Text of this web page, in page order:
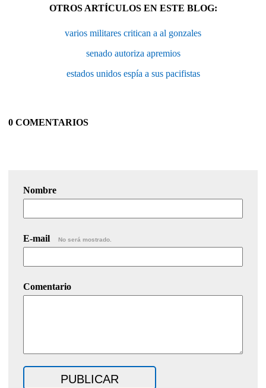
OTROS ARTÍCULOS EN ESTE BLOG:
varios militares critican a al gonzales
senado autoriza apremios
estados unidos espía a sus pacifistas
0 COMENTARIOS
Nombre
E-mail No será mostrado.
Comentario